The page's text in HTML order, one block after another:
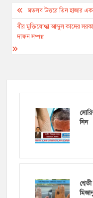
Post
navigation
মতলব উত্তরে তিন হাজার
বীর মুক্তিযোদ্ধা আব্দুল কাদের
দাফন সম্পন্ন
নিন